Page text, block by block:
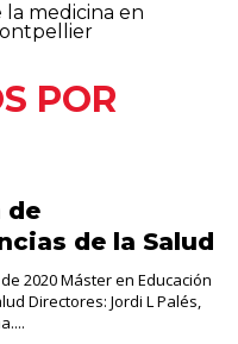
la medicina en
POR
de
de la Salud
2020 Máster en Educación
Directores: Jordi L Palés,